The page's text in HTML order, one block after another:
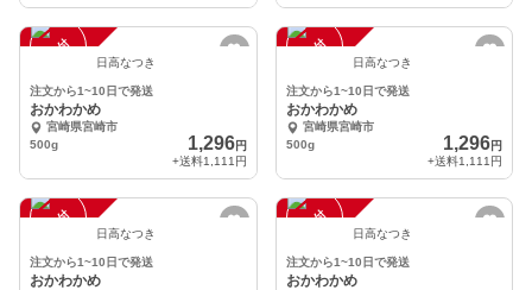
注
文
受
付
停
止 日高なつき
注文から1~10日で発送
おかわかめ
宮崎県宮崎市
500g
1,296円
+送料1,111円
注
文
受
付
停
止 日高なつき
注文から1~10日で発送
おかわかめ
宮崎県宮崎市
500g
1,296円
+送料1,111円
注
文
受
付
停
止 日高なつき
注文から1~10日で発送
おかわかめ
注
文
受
付
停
止 日高なつき
注文から1~10日で発送
おかわかめ